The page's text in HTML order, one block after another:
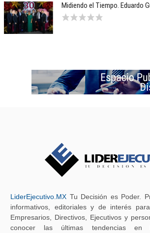
Midiendo el Tiempo. Eduardo
LiderEjecutivo.MX Tu Decisión es Poder.
informativos, editoriales y de interés
Empresarios, Directivos, Ejecutivos y
conocer las últimas tendencias en